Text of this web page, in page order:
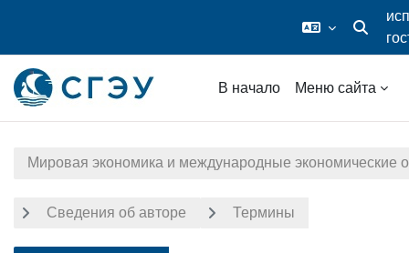
В начало
Меню сайта
Мировая экономика и международные экономические
Сведения об авторе Термины